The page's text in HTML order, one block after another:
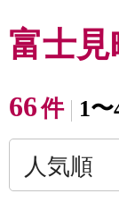
富士
66件 1